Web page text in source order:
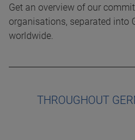
Get an overview of our
organisations, separated into
worldwide.
THROUGHOUT